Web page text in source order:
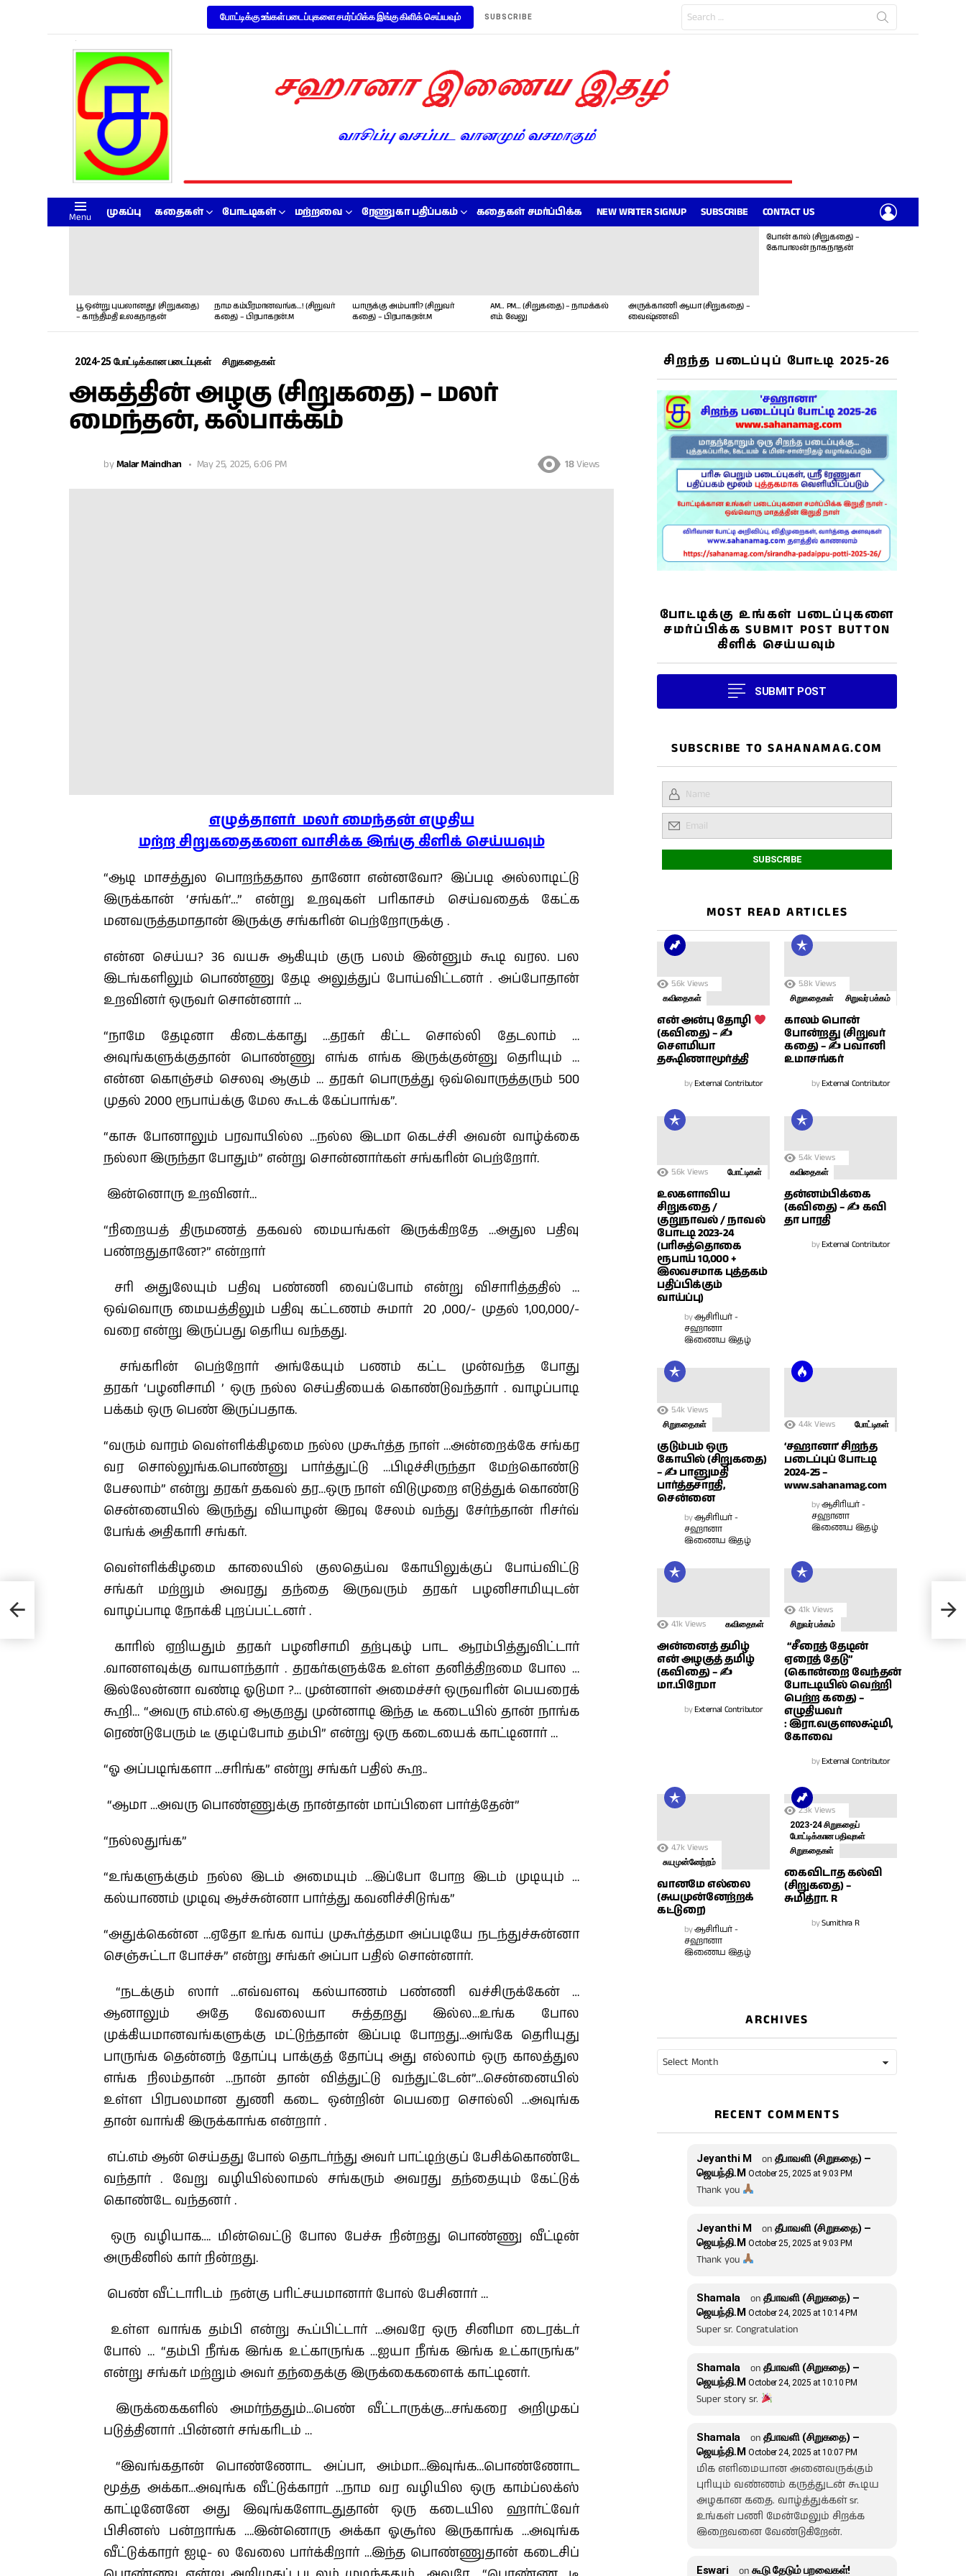
போட்டிக்கு உங்கள் படைப்புகளை சமர்ப்பிக்க இங்கு கிளிக் செய்யவும் SUBSCRIBE
for:
Menu முகப்பு கதைகள் போட்டிகள் மற்றவை ரேணுகா பதிப்பகம் கதைகள் சமர்ப்பிக்க NEW WRITER SIGNUP SUBSCRIBE CONTACT US
பூ ஒன்று புயலானது! (சிறுகதை)
– காந்திமதி உலகநாதன்
நாம கம்பீரமானவங்க…! (சிறுவர்
கதை) – பிரபாகரன்.M
யாருக்கு அம்பாரி? (சிறுவர்
கதை) – பிரபாகரன்.M
AM… PM… (சிறுகதை) – நாமக்கல்
எம். வேலு
அருக்காணி ஆயா (சிறுகதை) –
வைஷ்ணவி
போன் கால் (சிறுகதை) –
கோபாலன் நாகநாதன்
2024-25 போட்டிக்கான படைப்புகள் சிறுகதைகள்
அகத்தின் அழகு (சிறுகதை) – மலர்
மைந்தன், கல்பாக்கம்
byMalar Maindhan May 25, 2025, 6:06 PM 18 Views
எழுத்தாளர் மலர் மைந்தன் எழுதிய
மற்ற சிறுகதைகளை வாசிக்க இங்கு கிளிக் செய்யவும்
“ஆடி மாசத்துல பொறந்ததால தானோ என்னவோ? இப்படி அல்லாடிட்டு
இருக்கான் ‘சங்கர்’…” என்று உறவுகள் பரிகாசம் செய்வதைக் கேட்க
மனவருத்தமாதான் இருக்கு சங்கரின் பெற்றோருக்கு .
என்ன செய்ய? 36 வயசு ஆகியும் குரு பலம் இன்னும் கூடி வரல. பல
இடங்களிலும் பொண்ணு தேடி அலுத்துப் போய்விட்டனர் . அப்போதான்
உறவினர் ஒருவர் சொன்னார் …
“நாமே தேடினா கிடைக்காது …தரகர் கிட்ட சொல்லி தேடலாம் …
அவுங்களுக்குதான் பொண்ணு எங்க எங்க இருக்குன்னு தெரியும் …
என்ன கொஞ்சம் செலவு ஆகும் … தரகர் பொருத்து ஒவ்வொருத்தரும் 500
முதல் 2000 ரூபாய்க்கு மேல கூடக் கேப்பாங்க”.
“காசு போனாலும் பரவாயில்ல …நல்ல இடமா கெடச்சி அவன் வாழ்க்கை
நல்லா இருந்தா போதும்” என்று சொன்னார்கள் சங்கரின் பெற்றோர்.
இன்னொரு உறவினர்…
“நிறையத் திருமணத் தகவல் மையங்கள் இருக்கிறதே …அதுல பதிவு
பண்றதுதானே?” என்றார்
சரி அதுலேயும் பதிவு பண்ணி வைப்போம் என்று விசாரித்ததில் …
ஒவ்வொரு மையத்திலும் பதிவு கட்டணம் சுமார் 20 ,000/- முதல் 1,00,000/-
வரை என்று இருப்பது தெரிய வந்தது.
சங்கரின் பெற்றோர் அங்கேயும் பணம் கட்ட முன்வந்த போது
தரகர் ‘பழனிசாமி ’ ஒரு நல்ல செய்தியைக் கொண்டுவந்தார் . வாழப்பாடி
பக்கம் ஒரு பெண் இருப்பதாக.
“வரும் வாரம் வெள்ளிக்கிழமை நல்ல முகூர்த்த நாள் …அன்றைக்கே சங்கர
வர சொல்லுங்க.பொண்னு பார்த்துட்டு …பிடிச்சிருந்தா மேற்கொண்டு
பேசலாம்” என்று தரகர் தகவல் தர…ஒரு நாள் விடுமுறை எடுத்துக் கொண்டு
சென்னையில் இருந்து வியாழன் இரவு சேலம் வந்து சேர்ந்தான் ரிசர்வ்
பேங்க் அதிகாரி சங்கர்.
வெள்ளிக்கிழமை காலையில் குலதெய்வ கோயிலுக்குப் போய்விட்டு
சங்கர் மற்றும் அவரது தந்தை இருவரும் தரகர் பழனிசாமியுடன்
வாழப்பாடி நோக்கி புறப்பட்டனர் .
காரில் ஏறியதும் தரகர் பழனிசாமி தற்புகழ் பாட ஆரம்பித்துவிட்டார்
.வானளவுக்கு வாயளந்தார் . தரகர்களுக்கே உள்ள தனித்திறமை போல …
இல்லேன்னா வண்டி ஓடுமா ?… முன்னாள் அமைச்சர் ஒருவரின் பெயரைக்
கூறி… “அவரு எம்.எல்.ஏ ஆகுறது முன்னாடி இந்த டீ கடையில் தான் நாங்க
ரெண்டுபேரும் டீ குடிப்போம் தம்பி” என்று ஒரு கடையைக் காட்டினார் …
“ஓ அப்படிங்களா …சரிங்க” என்று சங்கர் பதில் கூற..
“ஆமா …அவரு பொண்ணுக்கு நான்தான் மாப்பிளை பார்த்தேன்”
“நல்லதுங்க”
“உங்களுக்கும் நல்ல இடம் அமையும் …இப்போ போற இடம் முடியும் …
கல்யாணம் முடிவு ஆச்சுன்னா பார்த்து கவனிச்சிடுங்க”
“அதுக்கென்ன …ஏதோ உங்க வாய் முகூர்த்தமா அப்படியே நடந்துச்சுன்னா
செஞ்சுட்டா போச்சு” என்று சங்கர் அப்பா பதில் சொன்னார்.
“நடக்கும் ஸார் …எவ்வளவு கல்யாணம் பண்ணி வச்சிருக்கேன் …
ஆனாலும் அதே வேலையா சுத்தறது இல்ல…உங்க போல
முக்கியமானவங்களுக்கு மட்டுந்தான் இப்படி போறது…அங்கே தெரியுது
பாருங்க தென்னந் தோப்பு பாக்குத் தோப்பு அது எல்லாம் ஒரு காலத்துல
எங்க நிலம்தான் …நான் தான் வித்துட்டு வந்துட்டேன்”…சென்னையில்
உள்ள பிரபலமான துணி கடை ஒன்றின் பெயரை சொல்லி …அவுங்க
தான் வாங்கி இருக்காங்க என்றார் .
எப்.எம் ஆன் செய்தது போல் தொடர்ந்து அவர் பாட்டிற்குப் பேசிக்கொண்டே
வந்தார் . வேறு வழியில்லாமல் சங்கரும் அவரது தந்தையும் கேட்டுக்
கொண்டே வந்தனர் .
ஒரு வழியாக…. மின்வெட்டு போல பேச்சு நின்றது பொண்ணு வீட்டின்
அருகினில் கார் நின்றது.
பெண் வீட்டாரிடம் நன்கு பரிட்சயமானார் போல் பேசினார் …
உள்ள வாங்க தம்பி என்று கூப்பிட்டார் …அவரே ஒரு சினிமா டைரக்டர்
போல் … “தம்பி நீங்க இங்க உட்காருங்க …ஐயா நீங்க இங்க உட்காருங்க”
என்று சங்கர் மற்றும் அவர் தந்தைக்கு இருக்கைகளைக் காட்டினர்.
இருக்கைகளில் அமர்ந்ததும்…பெண் வீட்டாருக்கு…சங்கரை அறிமுகப்
படுத்தினார் ..பின்னர் சங்கரிடம் …
“இவங்கதான் பொண்ணோட அப்பா, அம்மா…இவுங்க…பொண்ணோட
மூத்த அக்கா…அவுங்க வீட்டுக்காரர் …நாம வர வழியில ஒரு காம்ப்லக்ஸ்
காட்டினேனே அது இவுங்களோடதுதான் ஒரு கடையில ஹார்ட்வேர்
பிசினஸ் பன்றாங்க ….இன்னொரு அக்கா ஓசூர்ல இருகாங்க …அவுங்க
வீட்டுக்காரர் ஐடி- ல வேலை பார்க்கிறார் …இந்த பொண்ணுதான் கடைசிப்
சிறந்த படைப்புப் போட்டி 2025-26
போட்டிக்கு உங்கள் படைப்புகளை
சமர்ப்பிக்க SUBMIT POST BUTTON
கிளிக் செய்யவும்
SUBMIT POST
SUBSCRIBE TO SAHANAMAG.COM
MOST READ ARTICLES
5.6k Views
கவிதைகள்
என் அன்பு தோழி
(கவிதை) – ✍
சௌமியா
தக்ஷிணாமூர்த்தி
byExternal Contributor
5.8k Views
சிறுகதைகள் சிறுவர் பக்கம்
காலம் பொன்
போன்றது (சிறுவர்
கதை) – ✍ பவானி
உமாசங்கர்
byExternal Contributor
5.6k Views போட்டிகள்
உலகளாவிய
சிறுகதை /
குறுநாவல் / நாவல்
போட்டி 2023-24
(பரிசுத்தொகை
ரூபாய் 10,000 +
இலவசமாக புத்தகம்
பதிப்பிக்கும்
வாய்ப்பு)
byஆசிரியர் -
சஹானா
இணைய இதழ்
5.4k Views
கவிதைகள்
தன்னம்பிக்கை
(கவிதை) – ✍ கவி
தா பாரதி
byExternal Contributor
5.4k Views
சிறுகதைகள்
குடும்பம் ஒரு
கோயில் (சிறுகதை)
– ✍ பானுமதி
பார்த்தசாரதி,
சென்னை
byஆசிரியர் -
சஹானா
இணைய இதழ்
4.4k Views போட்டிகள்
‘சஹானா’ சிறந்த
படைப்புப் போட்டி
2024-25 –
www.sahanamag.com
byஆசிரியர் -
சஹானா
இணைய இதழ்
4.1k Views கவிதைகள்
அன்னைத் தமிழ்
என் அழகுத் தமிழ்
(கவிதை) – ✍
மா.பிரேமா
byExternal Contributor
4.1k Views
சிறுவர் பக்கம்
“சீரைத் தேடின்
ஏரைத் தேடு”
(கொன்றை வேந்தன்
போட்டியில் வெற்றி
பெற்ற கதை) –
எழுதியவர்
: இரா.வகுளலக்ஷ்மி,
கோவை
byExternal Contributor
4.7k Views
சுயமுன்னேற்றம்
வானமே எல்லை
(சுயமுன்னேற்றக்
கட்டுரை)
byஆசிரியர் -
சஹானா
இணைய இதழ்
2.3k Views
2023-24 சிறுகதைப்
போட்டிக்கான பதிவுகள்
சிறுகதைகள்
கைவிடாத கல்வி
(சிறுகதை) –
சுமித்ரா. R
bySumithra R
ARCHIVES
RECENT COMMENTS
Jeyanthi M on தீபாவளி (சிறுகதை) –
ஜெயந்தி.M October 25, 2025 at 9:03 PM
Thank you
Jeyanthi M on தீபாவளி (சிறுகதை) –
ஜெயந்தி.M October 25, 2025 at 9:03 PM
Thank you
Shamala onதீபாவளி (சிறுகதை) –
ஜெயந்தி.M October 24, 2025 at 10:14 PM
Super sr. Congratulation
Shamala onதீபாவளி (சிறுகதை) –
ஜெயந்தி.M October 24, 2025 at 10:10 PM
Super story sr.
Shamala onதீபாவளி (சிறுகதை) –
ஜெயந்தி.M October 24, 2025 at 10:07 PM
மிக எளிமையான அனைவருக்கும்
புரியும் வண்ணம் கருத்துடன் கூடிய
அழகான கதை. வாழ்த்துக்கள் sr.
உங்கள் பணி மேன்மேலும் சிறக்க
இறைவனை வேண்டுகிறேன்.
Eswari on கூடு தேடும் பறவைகள்!